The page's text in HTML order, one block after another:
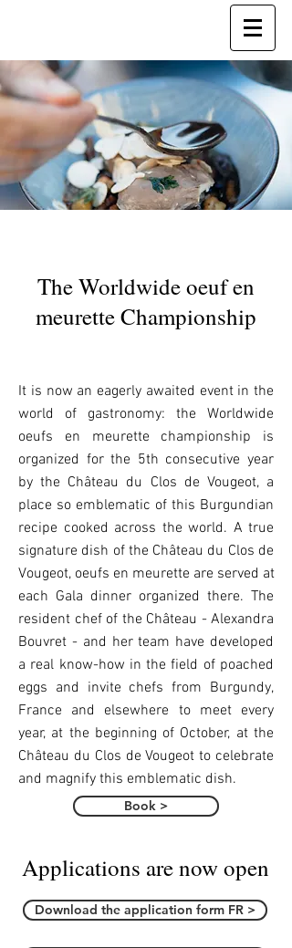
The Worldwide oeuf en
meurette Championship
It is now an eagerly awaited event in the
world of gastronomy: the Worldwide
oeufs en meurette championship is
organized for the 5th consecutive year
by the Château du Clos de Vougeot, a
place so emblematic of this Burgundian
recipe cooked across the world. A true
signature dish of the Château du Clos de
Vougeot, oeufs en meurette are served at
each Gala dinner organized there. The
resident chef of the Château - Alexandra
Bouvret - and her team have developed
a real know-how in the field of poached
eggs and invite chefs from Burgundy,
France and elsewhere to meet every
year, at the beginning of October, at the
Château du Clos de Vougeot to celebrate
and magnify this emblematic dish.
Book >
Applications are now open
Download the application form FR >